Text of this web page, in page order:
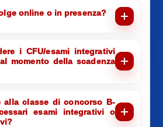
online o in presenza?
i CFU/esami integrativi
momento della scadenza
alla classe di concorso B-
esami integrativi o